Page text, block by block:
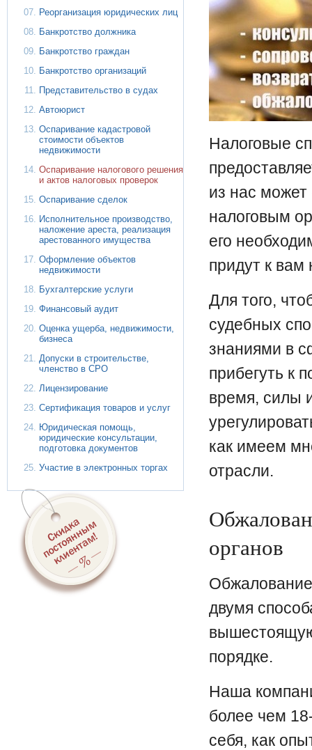
Реорганизация юридических лиц
Банкротство должника
Банкротство граждан
Банкротство организаций
Представительство в судах
Автоюрист
Оспаривание кадастровой
стоимости объектов
недвижимости
Оспаривание налогового решения
и актов налоговых проверок
Оспаривание сделок
Исполнительное производство,
наложение ареста, реализация
арестованного имущества
Оформление объектов
недвижимости
Бухгалтерские услуги
Финансовый аудит
Оценка ущерба, недвижимости,
бизнеса
Допуски в строительстве,
членство в СРО
Лицензирование
Сертификация товаров и услуг
Юридическая помощь,
юридические консультации,
подготовка документов
Участие в электронных торгах
Налоговые
из нас может
налоговым
его
придут к
Для того,
судебных
знаниями в
прибегуть к
время, силы
как имеем
отрасли.
органов
двумя
порядке.
Наша
более чем
себя, как